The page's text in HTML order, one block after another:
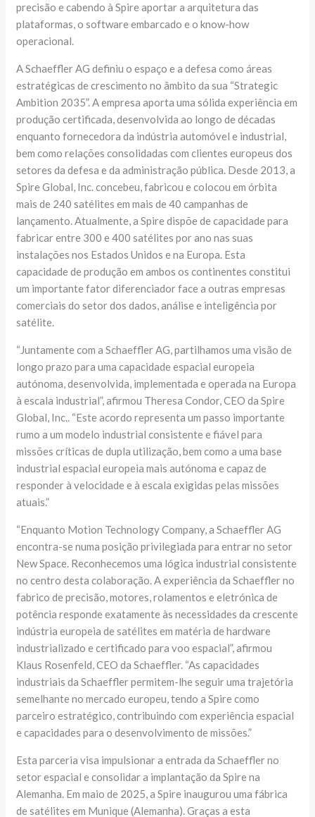
precisão e cabendo à Spire aportar a arquitetura das
plataformas, o software embarcado e o know-how
operacional.
A Schaeffler AG definiu o espaço e a defesa como áreas
estratégicas de crescimento no âmbito da sua “Strategic
Ambition 2035”. A empresa aporta uma sólida experiência em
produção certificada, desenvolvida ao longo de décadas
enquanto fornecedora da indústria automóvel e industrial,
bem como relações consolidadas com clientes europeus dos
setores da defesa e da administração pública. Desde 2013, a
Spire Global, Inc. concebeu, fabricou e colocou em órbita
mais de 240 satélites em mais de 40 campanhas de
lançamento. Atualmente, a Spire dispõe de capacidade para
fabricar entre 300 e 400 satélites por ano nas suas
instalações nos Estados Unidos e na Europa. Esta
capacidade de produção em ambos os continentes constitui
um importante fator diferenciador face a outras empresas
comerciais do setor dos dados, análise e inteligência por
satélite.
“Juntamente com a Schaeffler AG, partilhamos uma visão de
longo prazo para uma capacidade espacial europeia
autónoma, desenvolvida, implementada e operada na Europa
à escala industrial”, afirmou Theresa Condor, CEO da Spire
Global, Inc.. “Este acordo representa um passo importante
rumo a um modelo industrial consistente e fiável para
missões críticas de dupla utilização, bem como a uma base
industrial espacial europeia mais autónoma e capaz de
responder à velocidade e à escala exigidas pelas missões
atuais.”
“Enquanto Motion Technology Company, a Schaeffler AG
encontra-se numa posição privilegiada para entrar no setor
New Space. Reconhecemos uma lógica industrial consistente
no centro desta colaboração. A experiência da Schaeffler no
fabrico de precisão, motores, rolamentos e eletrónica de
potência responde exatamente às necessidades da crescente
indústria europeia de satélites em matéria de hardware
industrializado e certificado para voo espacial”, afirmou
Klaus Rosenfeld, CEO da Schaeffler. “As capacidades
industriais da Schaeffler permitem-lhe seguir uma trajetória
semelhante no mercado europeu, tendo a Spire como
parceiro estratégico, contribuindo com experiência espacial
e capacidades para o desenvolvimento de missões.”
Esta parceria visa impulsionar a entrada da Schaeffler no
setor espacial e consolidar a implantação da Spire na
Alemanha. Em maio de 2025, a Spire inaugurou uma fábrica
de satélites em Munique (Alemanha). Graças a esta